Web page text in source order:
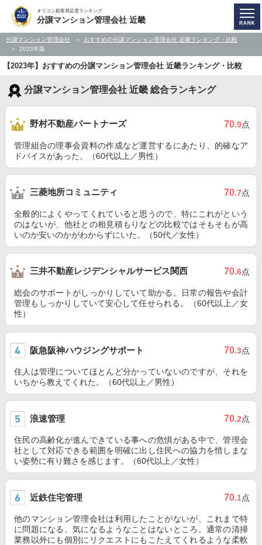
オリコン顧客満足度ランキング
分譲マンション管理会社 近畿
分譲マンション管理会社
おすすめの分譲マンション管理会社 近畿ランキング・比較
2023年版
【2023年】おすすめの分譲マンション管理会社 近畿ランキング・比較
分譲マンション管理会社 近畿 総合ランキング
野村不動産パートナーズ 70.9点
管理組合の理事会資料の作成など運営するにあたり、的確なア
ドバイスがあった。（60代以上／男性）
三菱地所コミュニティ 70.7点
全般的によくやってくれていると思うので、特にこれがという
のはないが、他社との相見積もりなどの比較ではそもそもが高
いのか安いのかがわからずにいた。（50代／女性）
三井不動産レジデンシャルサービス関西 70.6点
総会のサポートがしっかりしていて助かる。日常の報告や会計
管理もしっかりしていて安心して任せられる。（60代以上／女
性）
阪急阪神ハウジングサポート 70.3点
住人は管理についてほとんど分かっていないのですが、それを
いちから教えてくれた。（60代以上／男性）
浪速管理 70.2点
住民の高齢化が進んできている事への危惧がある中で、管理会
社として対応できる範囲を明確に出し住民への協力を惜しまな
い姿勢に有り難さを感じます。（60代以上／女性）
近鉄住宅管理 70.1点
他のマンション管理会社は利用したことがないが、これまで特
に問題になる、気になるようなことはないところ。通常の清掃
業務以外にも個別にリクエストにもこたえてくれるような柔軟